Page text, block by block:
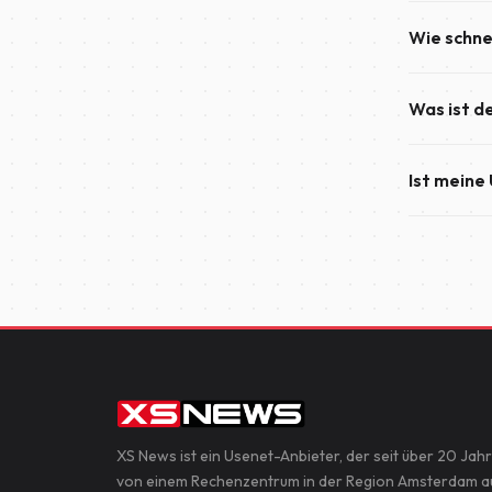
ein
von einem
Wie
innerhalb
Was ist
50
Ist meine
XS News ist ein Usenet-Anbieter, der seit über 20
von einem Rechenzentrum in der Region Amsterdam